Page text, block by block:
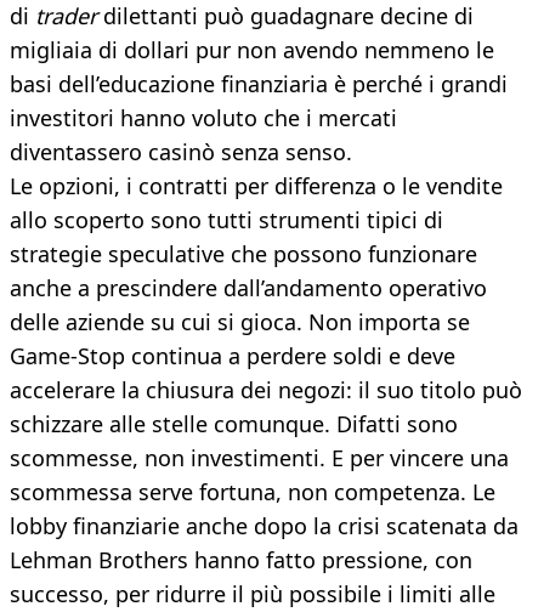
di traderdilettanti può guadagnare decine di
migliaia di dollari pur non avendo nemmeno le
basi dell’educazione finanziaria è perché i grandi
investitori hanno voluto che i mercati
diventassero casinò senza senso.
Le opzioni, i contratti per differenza o le vendite
allo scoperto sono tutti strumenti tipici di
strategie speculative che possono funzionare
anche a prescindere dall’andamento operativo
delle aziende su cui si gioca. Non importa se
Game-Stop continua a perdere soldi e deve
accelerare la chiusura dei negozi: il suo titolo può
schizzare alle stelle comunque. Difatti sono
scommesse, non investimenti. E per vincere una
scommessa serve fortuna, non competenza. Le
lobby finanziarie anche dopo la crisi scatenata da
Lehman Brothers hanno fatto pressione, con
successo, per ridurre il più possibile i limiti alle